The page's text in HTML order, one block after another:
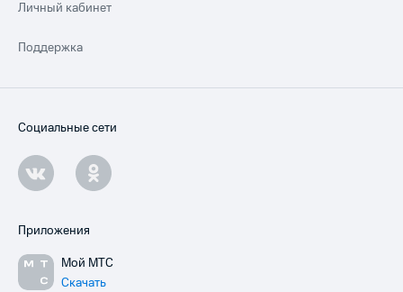
Личный кабинет
Поддержка
Социальные сети
Приложения
Мой МТС
Скачать